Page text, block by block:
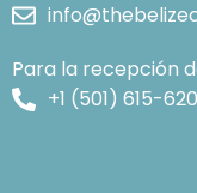
Para la recepción
+1 (501) 615-